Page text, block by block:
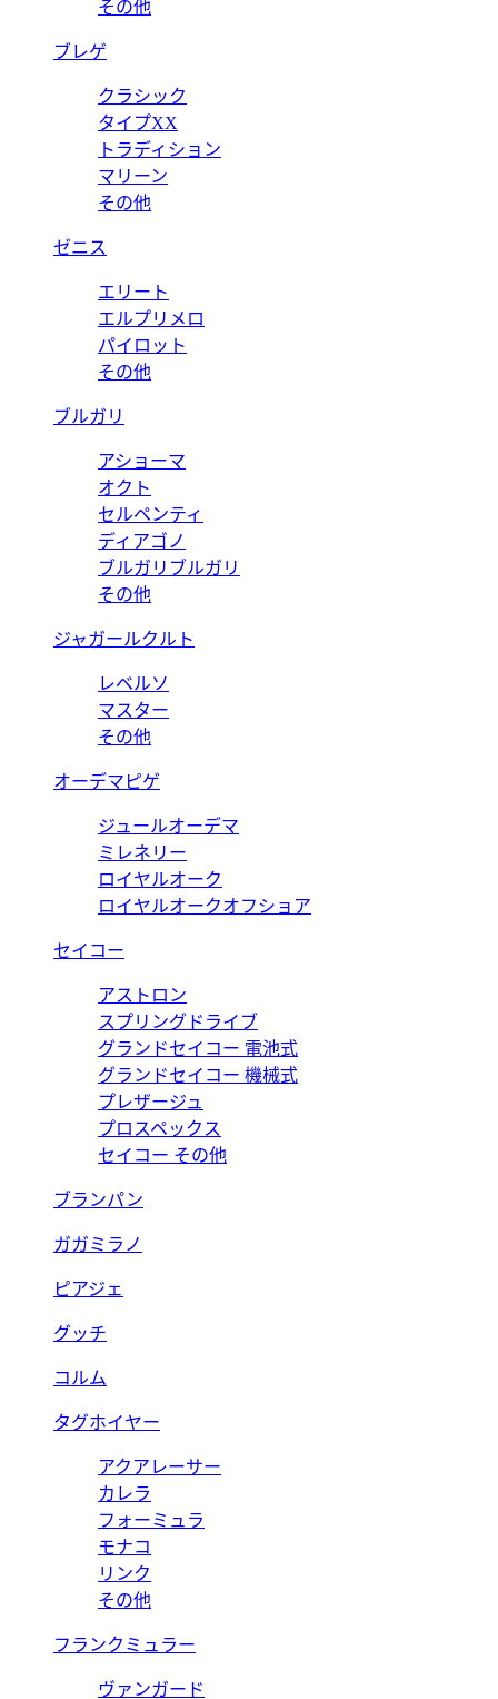
その他
ブレゲ
クラシック
タイプXX
トラディション
マリーン
その他
ゼニス
エリート
エルプリメロ
パイロット
その他
ブルガリ
アショーマ
オクト
セルペンティ
ディアゴノ
ブルガリブルガリ
その他
ジャガールクルト
レベルソ
マスター
その他
オーデマピゲ
ジュールオーデマ
ミレネリー
ロイヤルオーク
ロイヤルオークオフショア
セイコー
アストロン
スプリングドライブ
グランドセイコー 電池式
グランドセイコー 機械式
プレザージュ
プロスペックス
セイコー その他
ブランパン
ガガミラノ
ピアジェ
グッチ
コルム
タグホイヤー
アクアレーサー
カレラ
フォーミュラ
モナコ
リンク
その他
フランクミュラー
ヴァンガード